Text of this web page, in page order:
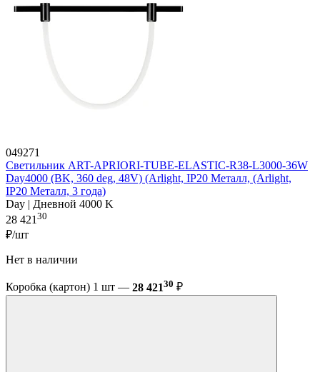
049271
Светильник ART-APRIORI-TUBE-ELASTIC-R38-L3000-36W
Day4000 (BK, 360 deg, 48V) (Arlight, IP20 Металл, (Arlight,
IP20 Металл, 3 года)
Day | Дневной 4000 K
28 421 30
₽/шт
Нет в наличии
Коробка (картон) 1 шт — 28 42130 ₽